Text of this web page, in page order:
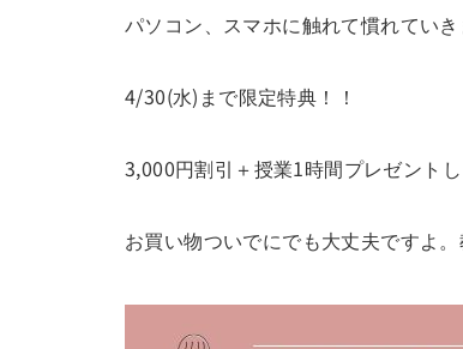
パソコン、スマホに触れて慣れてい
4/30(水)まで限定特典！！
3,000円割引＋授業1時間プレゼントし
お買い物ついでにでも大丈夫ですよ。